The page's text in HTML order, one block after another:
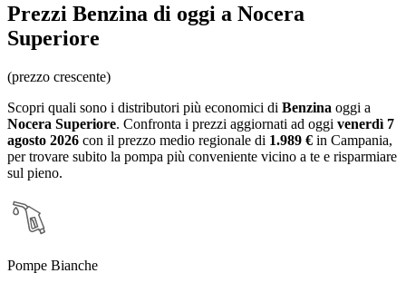
Prezzi Benzina di oggi a Nocera
Superiore
(prezzo crescente)
Scopri quali sono i distributori più economici di Benzina oggi a
Nocera Superiore. Confronta i prezzi aggiornati ad oggi venerdì 7
agosto 2026 con il prezzo medio regionale di 1.989 € in Campania,
per trovare subito la pompa più conveniente vicino a te e risparmiare
sul pieno.
Pompe Bianche